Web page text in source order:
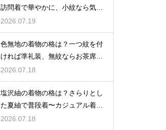
訪問着で華やかに、小紋なら気軽
な観劇に
2026.07.19
色無地の着物の格は？一つ紋を付
ければ準礼装、無紋ならお茶席向
きの格
2026.07.18
塩沢紬の着物の格は？さらりとし
た夏紬で普段着〜カジュアル着物
として活躍
2026.07.18